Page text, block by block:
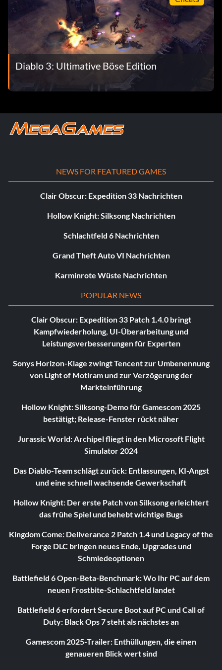
Diablo 3: Ultimative Böse Edition
NEWS FOR FEATURED GAMES
Clair Obscur: Expedition 33 Nachrichten
Hollow Knight: Silksong Nachrichten
Schlachtfeld 6 Nachrichten
Grand Theft Auto VI Nachrichten
Karminrote Wüste Nachrichten
POPULAR NEWS
Clair Obscur: Expedition 33 Patch 1.4.0 bringt
Kampfwiederholung, UI-Überarbeitung und
Leistungsverbesserungen für Experten
Sonys Horizon-Klage zwingt Tencent zur Umbenennung
von Light of Motiram und zur Verzögerung der
Markteinführung
Hollow Knight: Silksong-Demo für Gamescom 2025
bestätigt; Release-Fenster rückt näher
Jurassic World: Archipel fliegt in den Microsoft Flight
Simulator 2024
Das Diablo-Team schlägt zurück: Entlassungen, KI-Angst
und eine schnell wachsende Gewerkschaft
Hollow Knight: Der erste Patch von Silksong erleichtert
das frühe Spiel und behebt wichtige Bugs
Kingdom Come: Deliverance 2 Patch 1.4 und Legacy of the
Forge DLC bringen neues Ende, Upgrades und
Schmiedeoptionen
Battlefield 6 Open-Beta-Benchmark: Wo Ihr PC auf dem
neuen Frostbite-Schlachtfeld landet
Battlefield 6 erfordert Secure Boot auf PC und Call of
Duty: Black Ops 7 steht als nächstes an
Gamescom 2025-Trailer: Enthüllungen, die einen
genaueren Blick wert sind